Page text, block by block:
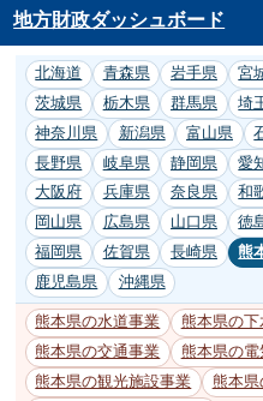
地方財政ダッシュボード
北海道 青森県 岩手県 宮
茨城県
栃木県 群馬県 埼
神奈川県
新潟県 富山県
長野県
岐阜県 静岡県 愛
大阪府
兵庫県 奈良県 和
岡山県
広島県 山口県 徳
福岡県
佐賀県 長崎県 熊
鹿児島県
沖縄県
熊本県の水道事業 熊本県の下
熊本県の交通事業
熊本県の電
熊本県の観光施設事業
熊本県